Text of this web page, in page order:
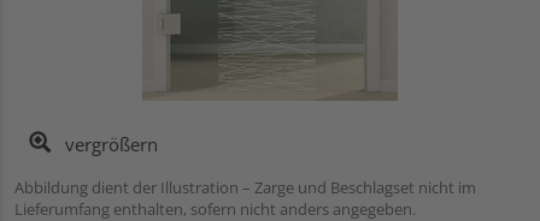
vergrößern
Abbildung dient der Illustration – Zarge und Beschlagset nicht im
Lieferumfang enthalten, sofern nicht anders angegeben.